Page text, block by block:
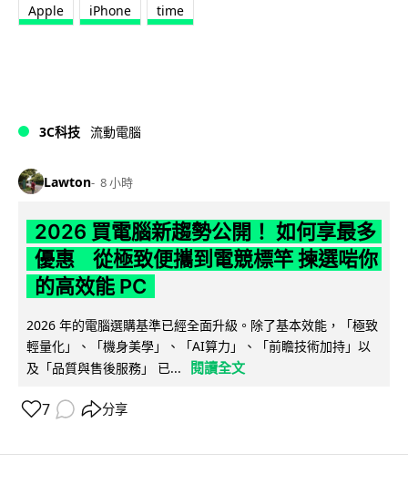
Apple iPhone time
3C科技 流動電腦
Lawton 8 小時
2026 買電腦新趨勢公開！ 如何享最多
優惠 從極致便攜到電競標竿 揀選啱你
的高效能 PC
2026 年的電腦選購基準已經全面升級。除了基本效能，「極致
輕量化」、「機身美學」、「AI算力」、「前瞻技術加持」以
及「品質與售後服務」 已...
閱讀全文
7 分享